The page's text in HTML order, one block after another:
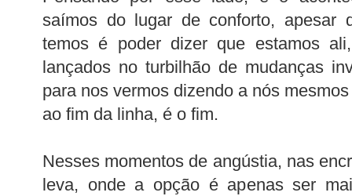
saímos do lugar de conforto, apesar
temos é poder dizer que estamos
lançados no turbilhão de mudanças
para nos vermos dizendo a nós
ao fim da linha, é o fim.
Nesses momentos de angústia, nas
leva, onde a opção é apenas ser